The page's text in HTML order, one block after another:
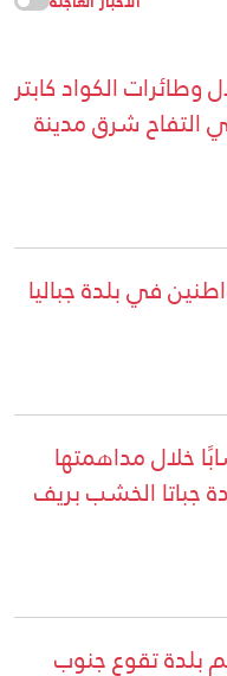
وطائرات الكواد كابتر
شرق مدينة
في بلدة جباليا
خلال مداهمتها
جباتا الخشب بريف
بلدة تقوع جنوب